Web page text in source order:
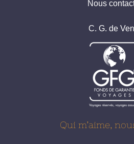
Nous
C. G. de
Qui m’aime,